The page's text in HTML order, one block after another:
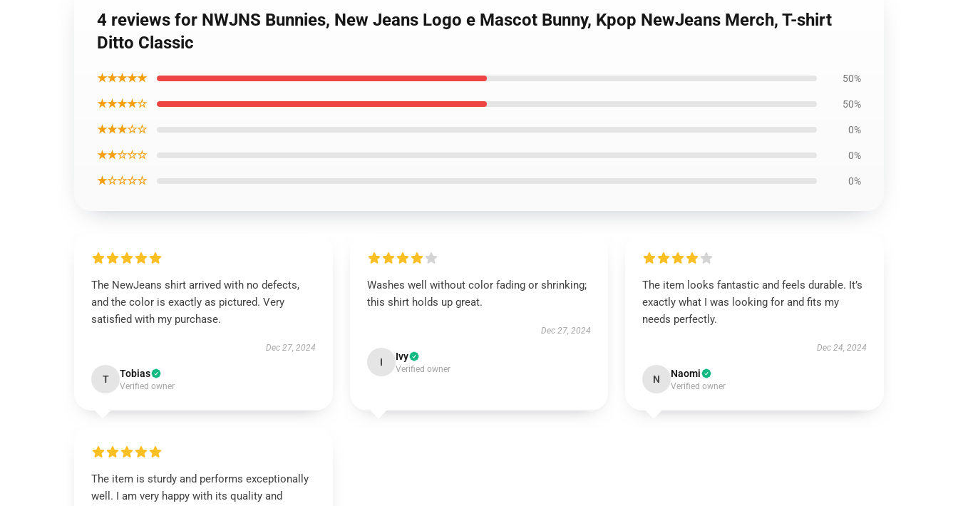
4 reviews for NWJNS Bunnies, New Jeans Logo e Mascot Bunny, Kpop NewJeans Merch, T-shirt
Ditto Classic
★★★★★ 50%
★★★★☆ 50%
★★★☆☆ 0%
★★☆☆☆ 0%
★☆☆☆☆ 0%
The NewJeans shirt arrived with no defects,
and the color is exactly as pictured. Very
satisfied with my purchase.
Dec 27, 2024
T Tobias
Verified owner
Washes well without color fading or shrinking;
this shirt holds up great.
Dec 27, 2024
I Ivy
Verified owner
The item looks fantastic and feels durable. It’s
exactly what I was looking for and fits my
needs perfectly.
Dec 24, 2024
N Naomi
Verified owner
The item is sturdy and performs exceptionally
well. I am very happy with its quality and